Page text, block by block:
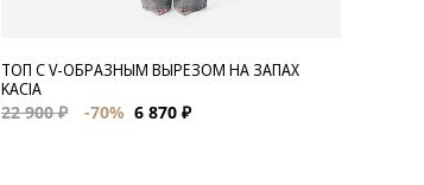
ТОП С V-ОБРАЗНЫМ ВЫРЕЗОМ НА ЗАПАХ
KACIA
22 900 ₽
-70% 6 870 ₽